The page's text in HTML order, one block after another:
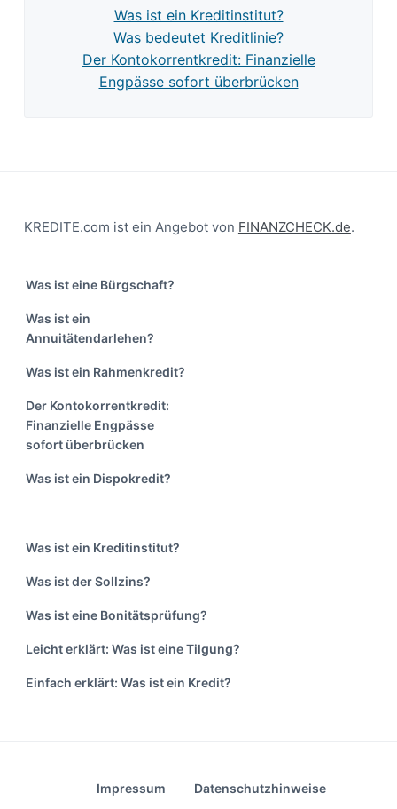
Was ist ein Kreditinstitut?
Was bedeutet Kreditlinie?
Der Kontokorrentkredit: Finanzielle
Engpässe sofort überbrücken
Footer
KREDITE.com ist ein Angebot von FINANZCHECK.de.
Was ist eine Bürgschaft?
Was ist ein
Annuitätendarlehen?
Was ist ein Rahmenkredit?
Der Kontokorrentkredit:
Finanzielle Engpässe
sofort überbrücken
Was ist ein Dispokredit?
Was ist ein Kreditinstitut?
Was ist der Sollzins?
Was ist eine Bonitätsprüfung?
Leicht erklärt: Was ist eine Tilgung?
Einfach erklärt: Was ist ein Kredit?
Impressum Datenschutzhinweise